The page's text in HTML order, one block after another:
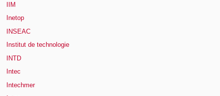
IIM
Inetop
INSEAC
Institut de technologie
INTD
Intec
Intechmer